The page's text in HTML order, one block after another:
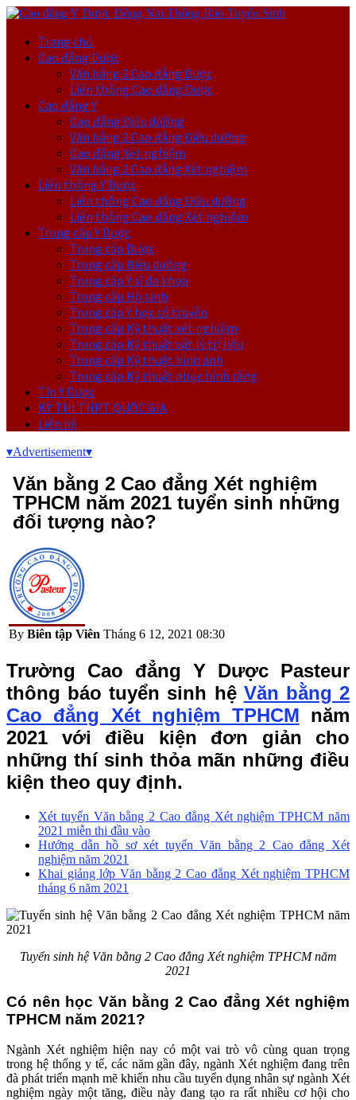
Trang chủ
Cao đẳng Dược
Văn bằng 2 Cao đẳng Dược
Liên thông Cao đẳng Dược
Cao đẳng Y
Cao đẳng Điều dưỡng
Văn bằng 2 Cao đẳng Điều dưỡng
Cao đẳng Xét nghiệm
Văn bằng 2 Cao đẳng Xét nghiệm
Liên thông Y Dược
Liên thông Cao đẳng Điều dưỡng
Liên thông Cao đẳng Xét nghiệm
Trung cấp Y Dược
Trung cấp Dược
Trung cấp Điều dưỡng
Trung cấp Y sĩ đa khoa
Trung cấp Hộ sinh
Trung cấp Y học cổ truyền
Trung cấp Kỹ thuật xét nghiệm
Trung cấp Kỹ thuật vật lý trị liệu
Trung cấp Kỹ thuật hình ảnh
Trung cấp Kỹ thuật phục hình răng
Tin Y Dược
KỲ THI THPT QUỐC GIA
Liên hệ
▾Advertisement▾
Văn bằng 2 Cao đẳng Xét nghiệm
TPHCM năm 2021 tuyển sinh những
đối tượng nào?
By Biên tập Viên Tháng 6 12, 2021 08:30
Trường Cao đẳng Y Dược Pasteur
thông báo tuyển sinh hệ Văn bằng 2
Cao đẳng Xét nghiệm TPHCM năm
2021 với điều kiện đơn giản cho
những thí sinh thỏa mãn những điều
kiện theo quy định.
Xét tuyển Văn bằng 2 Cao đẳng Xét nghiệm TPHCM năm
2021 miễn thi đầu vào
Hướng dẫn hồ sơ xét tuyển Văn bằng 2 Cao đẳng Xét
nghiệm năm 2021
Khai giảng lớp Văn bằng 2 Cao đẳng Xét nghiệm TPHCM
tháng 6 năm 2021
Tuyển sinh hệ Văn bằng 2 Cao đẳng Xét nghiệm TPHCM năm
2021
Có nên học Văn bằng 2 Cao đẳng Xét nghiệm
TPHCM năm 2021?
Ngành Xét nghiệm hiện nay có một vai trò vô cùng quan trọng
trong hệ thống y tế, các năm gần đây, ngành Xét nghiệm đang trên
đà phát triển mạnh mẽ khiến nhu cầu tuyển dụng nhân sự ngành Xét
nghiệm ngày một tăng, điều này đang tạo ra rất nhiều cơ hội cho